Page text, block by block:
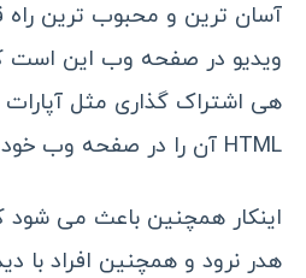
آسان ترین و محبوب ترین راه
ویدیو در صفحه وب این است
هی اشتراک گذاری مثل آپارات
HTML آن را در صفحه وب خود قرار بدید.
اینکار همچنین باعث می شود
هدر نرود و همچنین افراد با